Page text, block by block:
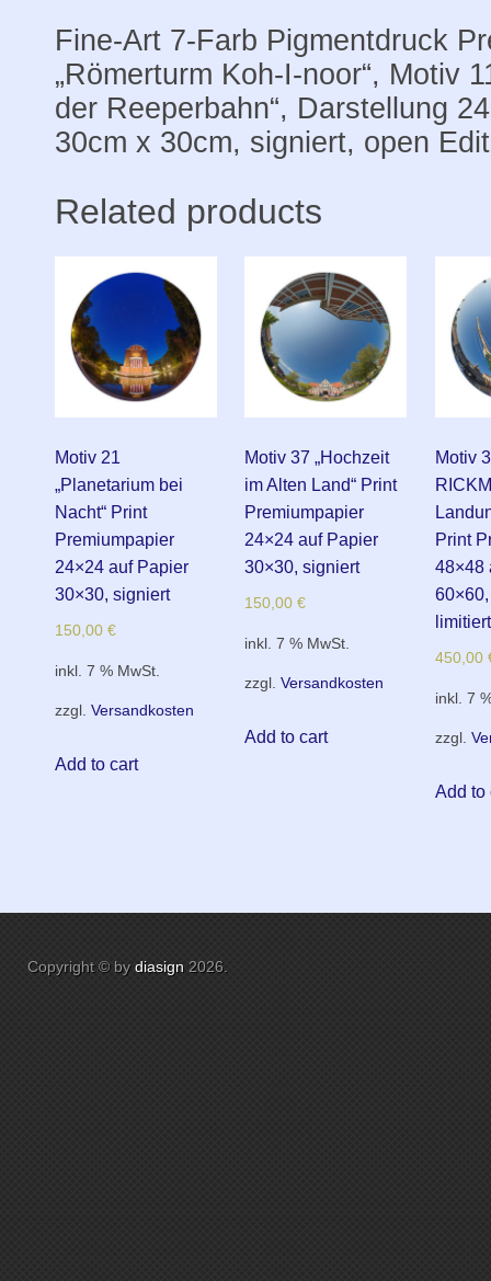
Fine-Art 7-Farb Pigmentdruck
„Römerturm Koh-I-noor“, Motiv
der Reeperbahn“, Darstellung
30cm x 30cm, signiert, open
Related products
Motiv 21
„Planetarium bei
Nacht“ Print
Premiumpapier
24×24 auf Papier
30×30, signiert
150,00 €
inkl. 7 % MwSt.
zzgl. Versandkosten
Add to cart
Motiv 37 „Hochzeit
im Alten Land“ Print
Premiumpapier
24×24 auf Papier
30×30, signiert
150,00€
inkl. 7 % MwSt.
zzgl.Versandkosten
Add to cart
Motiv
Print
48×48
limitiert
450,00
inkl. 7
zzgl.
Add to
Copyright © bydiasign 2026.